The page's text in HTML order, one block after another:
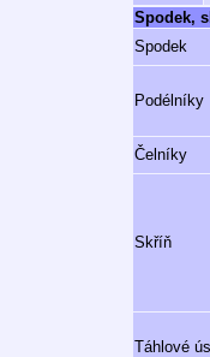
Spodek,
Spodek
Podélníky
Čelníky
Skříň
Táhlové